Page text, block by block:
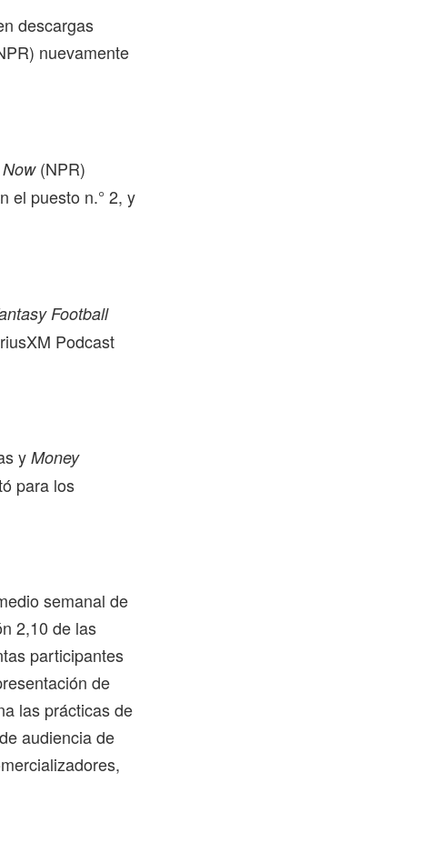
descargas
nuevamente
(NPR)
el puesto n.° 2, y
Football
Podcast
yMoney
para los
semanal de
2,10 de las
participantes
de
las prácticas de
audiencia de